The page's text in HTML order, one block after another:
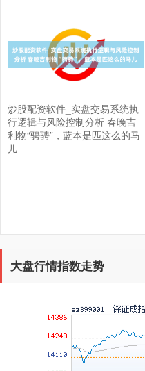
炒股配资软件_实盘交易系统执
行逻辑与风险控制分析 春晚吉
利物“骋骋”，蓝本是匹这么的马
儿
大盘行情指数走势
上证综指 3940.04
深证成指